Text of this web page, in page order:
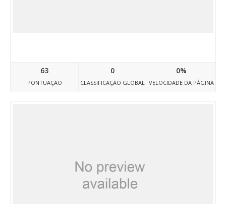
63
PONTUAÇÃO
0
CLASSIFICAÇÃO GLOBAL
0%
VELOCIDADE DA PÁGINA